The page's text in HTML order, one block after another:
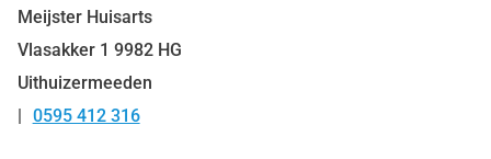
Meijster Huisarts
Vlasakker 1 9982 HG
Uithuizermeeden
Tel:
0595 412 316